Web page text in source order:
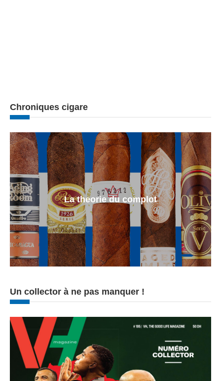
Chroniques cigare
La theorie du complot
Un collector à ne pas manquer !